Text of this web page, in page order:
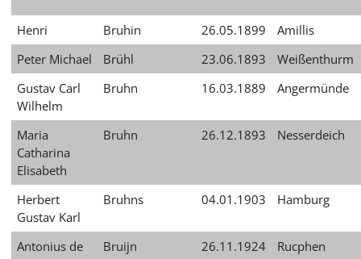
Henri Bruhin 26.05.1899
Amillis
Peter Michael
Brühl 23.06.1893
Weißenthurm
Gustav Carl
Wilhelm
Bruhn 16.03.1889 Angermünde
Maria
Catharina
Elisabeth
Bruhn 26.12.1893 Nesserdeich
Herbert
Gustav Karl
Bruhns 04.01.1903 Hamburg
Antonius de Bruijn 26.11.1924
Rucphen